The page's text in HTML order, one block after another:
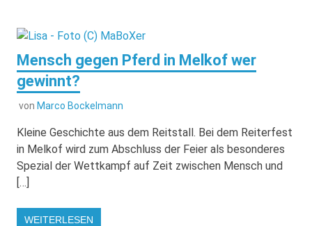
Mensch gegen Pferd in Melkof wer
gewinnt?
von Marco Bockelmann
Kleine Geschichte aus dem Reitstall. Bei dem Reiterfest
in Melkof wird zum Abschluss der Feier als besonderes
Spezial der Wettkampf auf Zeit zwischen Mensch und
[…]
WEITERLESEN